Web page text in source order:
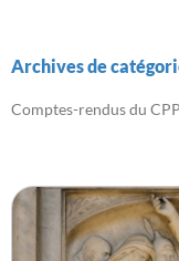
Archives de
Comptes-rendus du CPP